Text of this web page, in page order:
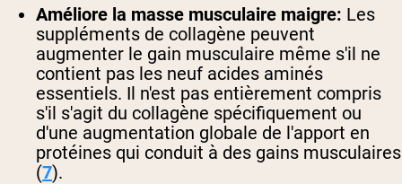
Améliore la masse musculaire maigre: Les
suppléments de collagène peuvent
augmenter le gain musculaire même s'il ne
contient pas les neuf acides aminés
essentiels. Il n'est pas entièrement compris
s'il s'agit du collagène spécifiquement ou
d'une augmentation globale de l'apport en
protéines qui conduit à des gains musculaires
(7).